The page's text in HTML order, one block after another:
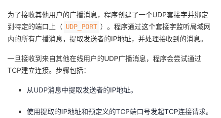
为了接收其他用户的广播消息，程序创建了一个UDP套接字并绑定
到特定的端口上（ UDP_PORT ）。程序通过这个套接字监听局域网
内的所有广播消息，提取发送者的IP地址，并处理接收到的消息。
一旦接收到来自其他在线用户的UDP广播消息，程序会尝试通过
TCP建立连接。步骤包括：
从UDP消息中提取发送者的IP地址。
使用提取的IP地址和预定义的TCP端口号发起TCP连接请求。